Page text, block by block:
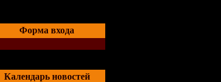
Форма входа
Календарь новостей